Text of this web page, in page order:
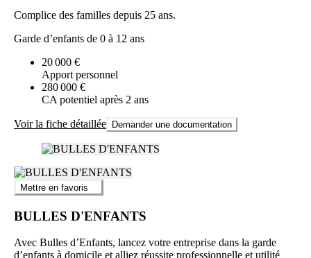
Complice des familles depuis 25 ans.
Garde d’enfants de 0 à 12 ans
20 000 €
Apport personnel
280 000 €
CA potentiel après 2 ans
Voir la fiche détaillée Demander une documentation
Mettre en favoris
BULLES D'ENFANTS
Avec Bulles d’Enfants, lancez votre entreprise dans la garde
d’enfants à domicile et alliez réussite professionnelle et utilité